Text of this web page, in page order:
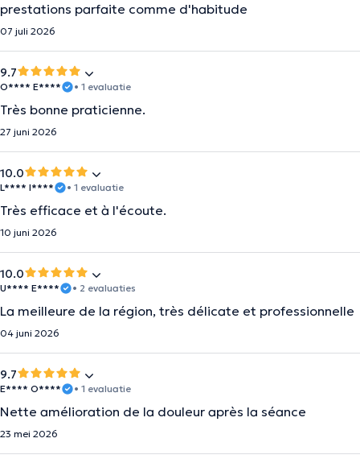
prestations parfaite comme d'habitude
07 juli 2026
9.7
O**** E**** • 1 evaluatie
Très bonne praticienne.
27 juni 2026
10.0
L**** I**** • 1 evaluatie
Très efficace et à l'écoute.
10 juni 2026
10.0
U**** E**** • 2 evaluaties
La meilleure de la région, très délicate et professionnelle
04 juni 2026
9.7
E**** O**** • 1 evaluatie
Nette amélioration de la douleur après la séance
23 mei 2026